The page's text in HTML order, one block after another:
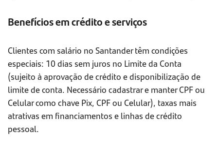
Benefícios em crédito e serviços
Clientes com salário no Santander têm condições
especiais: 10 dias sem juros no Limite da Conta
(sujeito à aprovação de crédito e disponibilização de
limite de conta. Necessário cadastrar e manter CPF ou
Celular como chave Pix, CPF ou Celular), taxas mais
atrativas em financiamentos e linhas de crédito
pessoal.